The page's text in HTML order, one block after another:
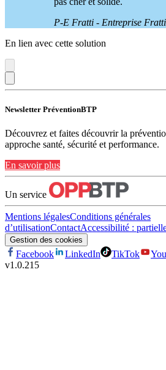
P-E Fratti - Entreprise
En lien avec cette solution
Newsletter PréventionBTP
Découvrez et faites découvrir la
approche santé, sécurité et performance.
En savoir plus
Un service
Mentions légalesConditions générales
d’utilisationContactAccessibilité :
Gestion des cookies
Facebook LinkedIn TikTok
v1.0.215